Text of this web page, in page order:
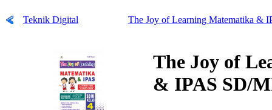
Teknik Digital The Joy of Learning Matematika &
The Joy of
& IPAS SD/